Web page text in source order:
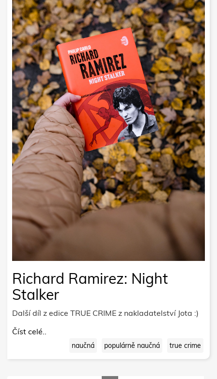
Richard Ramirez: Night
Stalker
Další díl z edice TRUE CRIME z nakladatelství Jota :)
Číst celé..
naučná populárně naučná true crime